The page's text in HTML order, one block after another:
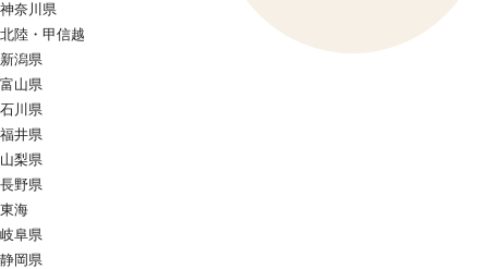
神奈川県
北陸・甲信越
新潟県
富山県
石川県
福井県
山梨県
長野県
東海
岐阜県
静岡県